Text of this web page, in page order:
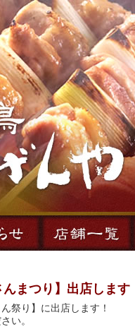
んまつり】出店します
祭り】に出店します！
い。